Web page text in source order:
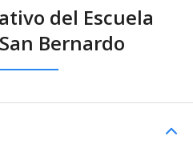
del Escuela
Bernardo